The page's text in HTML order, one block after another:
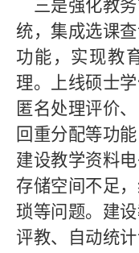
三是强化教务
统，集成选课
功能，实现教
理。上线硕士
匿名处理评价
回重分配等功
建设教学资料
存储空间不足
琐等问题。建
评教、自动统